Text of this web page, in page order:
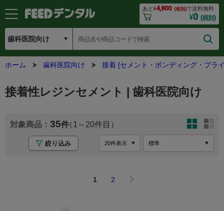
あと¥4,800 (税別)で送料無料
¥0 (税別)
ホーム 歯科医院向け 接着 [セメント・ボンディング・プラ
接着性レジンセメント | 歯科医院向け
35 1 20
絞り込み
1 2